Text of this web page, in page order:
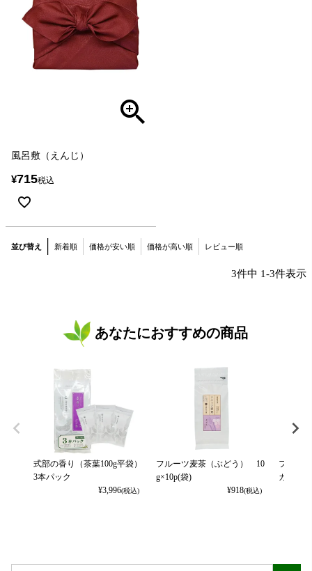
風呂敷（えんじ）
¥715税込
並び替え 新着順 価格が安い順 価格が高い順 レビュー順
3件中 1-3件表示
あなたにおすすめの商品
式部の香り（茶葉100g平袋）
3本パック
¥3,996(税込)
フルーツ麦茶（ぶどう） 10
g×10p(袋)
¥918(税込)
フルー
カット